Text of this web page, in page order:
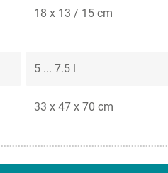
18 x 13 / 15 cm
5 ... 7.5 l
33 x 47 x 70 cm